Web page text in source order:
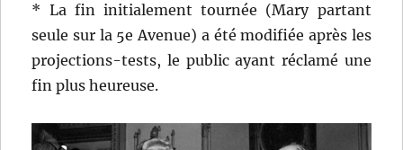
* La fin initialement tournée (Mary partant
seule sur la 5e Avenue) a été modifiée après les
projections-tests, le public ayant réclamé une
fin plus heureuse.